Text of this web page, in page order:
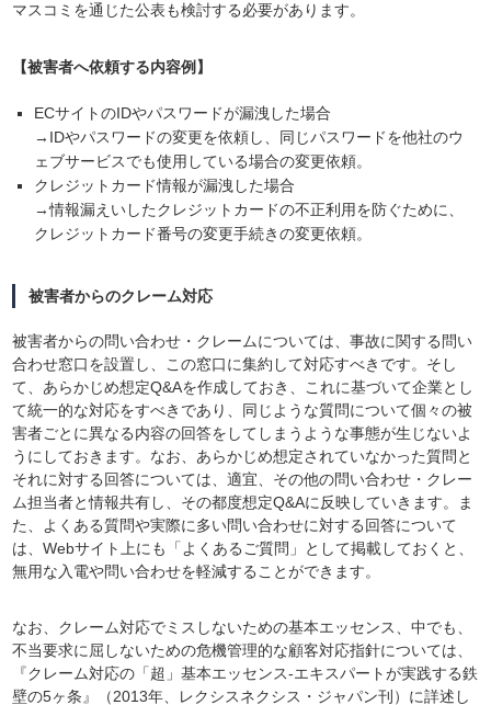
マスコミを通じた公表も検討する必要があります。
【被害者へ依頼する内容例】
ECサイトのIDやパスワードが漏洩した場合
→IDやパスワードの変更を依頼し、同じパスワードを他社のウ
ェブサービスでも使用している場合の変更依頼。
クレジットカード情報が漏洩した場合
→情報漏えいしたクレジットカードの不正利用を防ぐために、
クレジットカード番号の変更手続きの変更依頼。
被害者からのクレーム対応
被害者からの問い合わせ・クレームについては、事故に関する問い
合わせ窓口を設置し、この窓口に集約して対応すべきです。そし
て、あらかじめ想定Q&Aを作成しておき、これに基づいて企業とし
て統一的な対応をすべきであり、同じような質問について個々の被
害者ごとに異なる内容の回答をしてしまうような事態が生じないよ
うにしておきます。なお、あらかじめ想定されていなかった質問と
それに対する回答については、適宜、その他の問い合わせ・クレー
ム担当者と情報共有し、その都度想定Q&Aに反映していきます。ま
た、よくある質問や実際に多い問い合わせに対する回答について
は、Webサイト上にも「よくあるご質問」として掲載しておくと、
無用な入電や問い合わせを軽減することができます。
なお、クレーム対応でミスしないための基本エッセンス、中でも、
不当要求に屈しないための危機管理的な顧客対応指針については、
『クレーム対応の「超」基本エッセンス-エキスパートが実践する鉄
壁の5ヶ条』（2013年、レクシスネクシス・ジャパン刊）に詳述し